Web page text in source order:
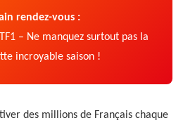
rendez-vous :
– Ne manquez surtout pas la
incroyable saison !
des millions de Français chaque